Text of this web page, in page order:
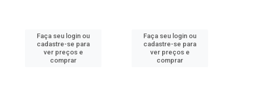
Faça seu login ou
cadastre-se para
ver preços e
comprar
Faça seu login ou
cadastre-se para
ver preços e
comprar